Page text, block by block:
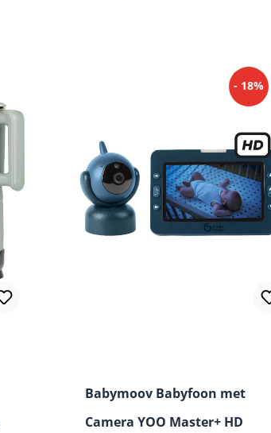
- 18%
Babymoov Babyfoon met
Camera YOO Master+ HD